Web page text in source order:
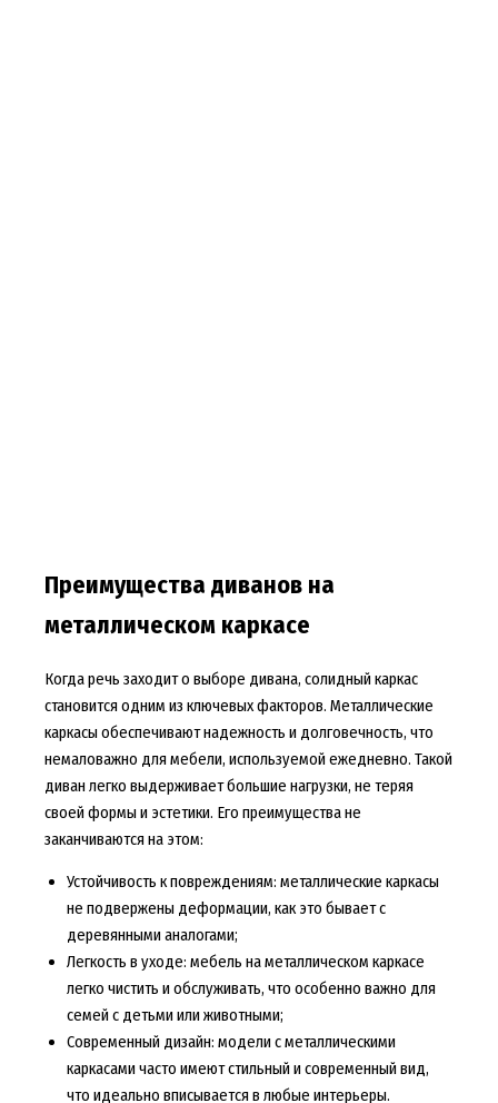
Преимущества диванов на
металлическом каркасе
Когда речь заходит о выборе дивана, солидный каркас
становится одним из ключевых факторов. Металлические
каркасы обеспечивают надежность и долговечность, что
немаловажно для мебели, используемой ежедневно. Такой
диван легко выдерживает большие нагрузки, не теряя
своей формы и эстетики. Его преимущества не
заканчиваются на этом:
Устойчивость к повреждениям: металлические каркасы
не подвержены деформации, как это бывает с
деревянными аналогами;
Легкость в уходе: мебель на металлическом каркасе
легко чистить и обслуживать, что особенно важно для
семей с детьми или животными;
Современный дизайн: модели с металлическими
каркасами часто имеют стильный и современный вид,
что идеально вписывается в любые интерьеры.